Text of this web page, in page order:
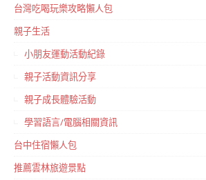
台灣吃喝玩樂攻略懶人包
親子生活
小朋友運動活動紀錄
親子活動資訊分享
親子成長體驗活動
學習語言/電腦相關資訊
台中住宿懶人包
推薦雲林旅遊景點